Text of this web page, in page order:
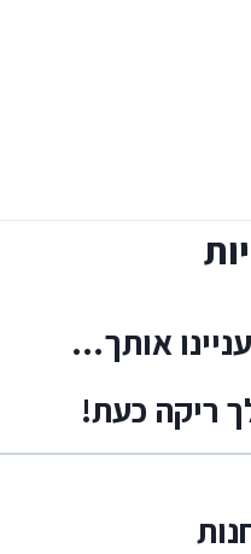
אותך…
ריקה כעת!